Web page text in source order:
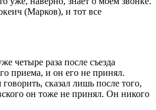
(Марков), и тот все
четыре раза после съезда
приема, и он его не принял.
сказал лишь после того,
он тоже не принял. Он никого